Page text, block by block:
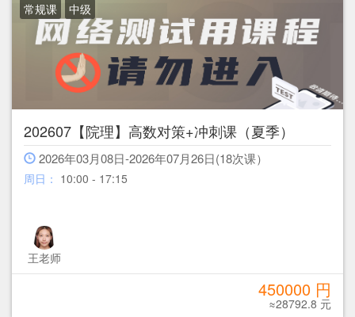
常规课 中级
202607【院理】高数对策+冲刺课（夏季）
2026年03月08日-2026年07月26日(18次课）
周日： 10:00 - 17:15
王老师
450000 円
≈28792.8 元